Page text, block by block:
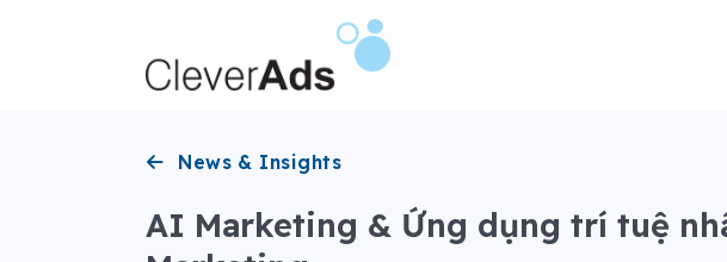
News & Insights
AI Marketing & Ứng dụng trí tuệ